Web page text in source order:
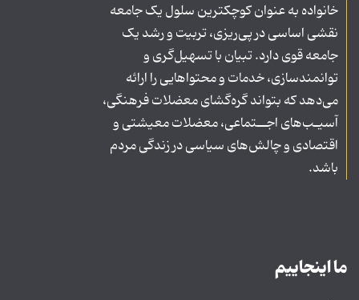
خانواده به عنوان کوچکترین سلول یک جامعه
نقشی اساسی در پی‌ریزی، تربیت و رشد یک
جامعه قوی دارد. تبیان با تسهیل‌گری و
توانمندسازی، خدمات و محتواهایی را ارائه
می‌دهد که بتواند گره‌گشای معضلات فرهنگی،
آسیـب‌های اجــتماعی، معضلات معیشتی و
اقتصادی و چالش‌های سیاسی در زندگی مردم
باشد.
ما اینجاییم